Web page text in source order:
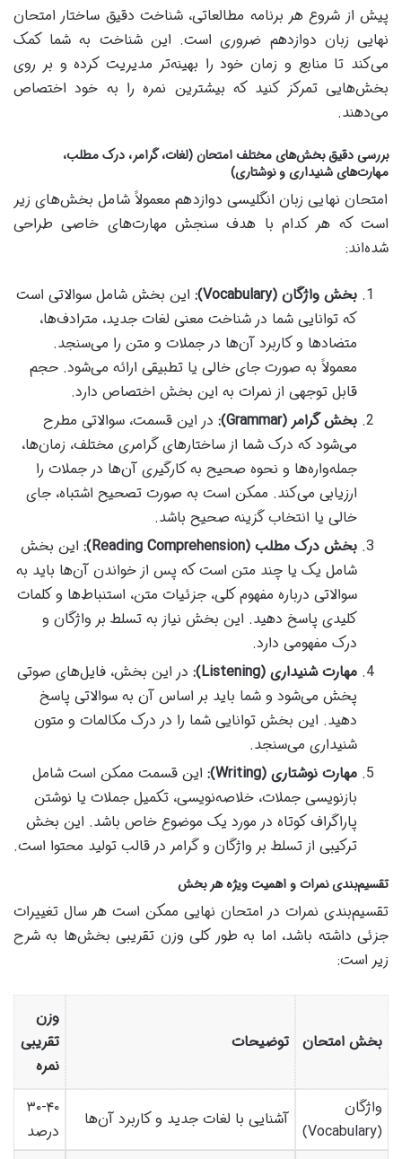
پیش از شروع هر برنامه مطالعاتی، شناخت دقیق ساختار امتحان
نهایی زبان دوازدهم ضروری است. این شناخت به شما کمک
می‌کند تا منابع و زمان خود را بهینه‌تر مدیریت کرده و بر روی
بخش‌هایی تمرکز کنید که بیشترین نمره را به خود اختصاص
می‌دهند.
بررسی دقیق بخش‌های مختلف امتحان (لغات، گرامر، درک مطلب،
مهارت‌های شنیداری و نوشتاری)
امتحان نهایی زبان انگلیسی دوازدهم معمولاً شامل بخش‌های زیر
است که هر کدام با هدف سنجش مهارت‌های خاصی طراحی
شده‌اند:
بخش واژگان (Vocabulary):
این بخش شامل سوالاتی است
که توانایی شما در شناخت معنی لغات جدید، مترادف‌ها،
متضادها و کاربرد آن‌ها در جملات و متن را می‌سنجد.
معمولاً به صورت جای خالی یا تطبیقی ارائه می‌شود. حجم
قابل توجهی از نمرات به این بخش اختصاص دارد.
بخش گرامر (Grammar):
در این قسمت، سوالاتی مطرح
می‌شود که درک شما از ساختارهای گرامری مختلف، زمان‌ها،
جمله‌واره‌ها و نحوه صحیح به کارگیری آن‌ها در جملات را
ارزیابی می‌کند. ممکن است به صورت تصحیح اشتباه، جای
خالی یا انتخاب گزینه صحیح باشد.
بخش درک مطلب (Reading Comprehension):
این بخش
شامل یک یا چند متن است که پس از خواندن آن‌ها باید به
سوالاتی درباره مفهوم کلی، جزئیات متن، استنباط‌ها و کلمات
کلیدی پاسخ دهید. این بخش نیاز به تسلط بر واژگان و
درک مفهومی دارد.
مهارت شنیداری (Listening):
در این بخش، فایل‌های صوتی
پخش می‌شود و شما باید بر اساس آن به سوالاتی پاسخ
دهید. این بخش توانایی شما را در درک مکالمات و متون
شنیداری می‌سنجد.
مهارت نوشتاری (Writing):
این قسمت ممکن است شامل
بازنویسی جملات، خلاصه‌نویسی، تکمیل جملات یا نوشتن
پاراگراف کوتاه در مورد یک موضوع خاص باشد. این بخش
ترکیبی از تسلط بر واژگان و گرامر در قالب تولید محتوا است.
تقسیم‌بندی نمرات و اهمیت ویژه هر بخش
تقسیم‌بندی نمرات در امتحان نهایی ممکن است هر سال تغییرات
جزئی داشته باشد، اما به طور کلی وزن تقریبی بخش‌ها به شرح
زیر است:
بخش امتحان توضیحات
وزن
تقریبی
نمره
واژگان
(Vocabulary)
آشنایی با لغات جدید و کاربرد آن‌ها
۳۰-۴۰
درصد